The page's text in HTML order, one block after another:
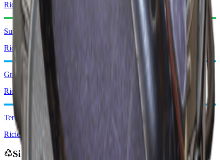
Ricicla: x1
Surge Coil
Ricicla: x1
Granata marcatrice
Ricicla: x1
Termostato
Ricicla: x1
Si ricicla in